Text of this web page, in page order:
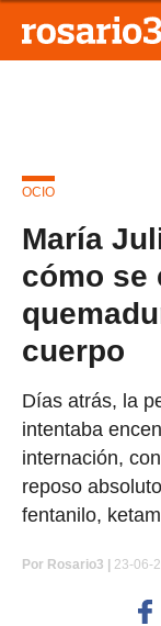
OCIO
María
cómo se
cuerpo
Días atrás, la
intentaba
internación,
reposo
fentanilo,
Por Rosario3 | 23-06-